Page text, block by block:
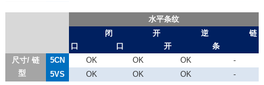
水平条纹
闭
口
开
口
逆
开
链
条
尺寸/ 链
型
5CN OK OK OK
-
5VS
OK OK OK -